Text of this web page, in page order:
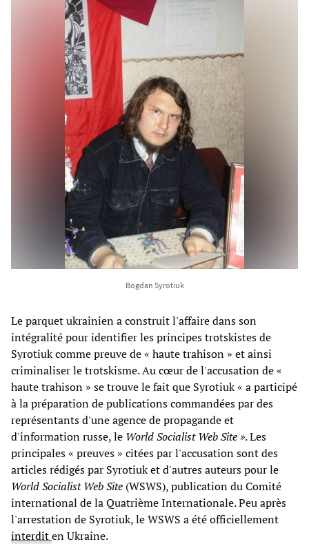
Bogdan Syrotiuk
Le parquet ukrainien a construit l'affaire dans son
intégralité pour identifier les principes trotskistes de
Syrotiuk comme preuve de « haute trahison » et ainsi
criminaliser le trotskisme. Au cœur de l'accusation de «
haute trahison » se trouve le fait que Syrotiuk « a participé
à la préparation de publications commandées par des
représentants d'une agence de propagande et
d'information russe, le World Socialist Web Site ». Les
principales « preuves » citées par l'accusation sont des
articles rédigés par Syrotiuk et d'autres auteurs pour le
World Socialist Web Site (WSWS), publication du Comité
international de la Quatrième Internationale. Peu après
l'arrestation de Syrotiuk, le WSWS a été officiellement
interditen Ukraine.